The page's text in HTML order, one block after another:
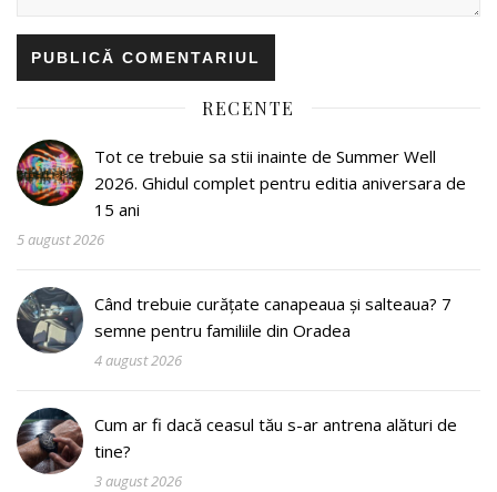
RECENTE
Tot ce trebuie sa stii inainte de Summer Well
2026. Ghidul complet pentru editia aniversara de
15 ani
5 august 2026
Când trebuie curățate canapeaua și salteaua? 7
semne pentru familiile din Oradea
4 august 2026
Cum ar fi dacă ceasul tău s-ar antrena alături de
tine?
3 august 2026